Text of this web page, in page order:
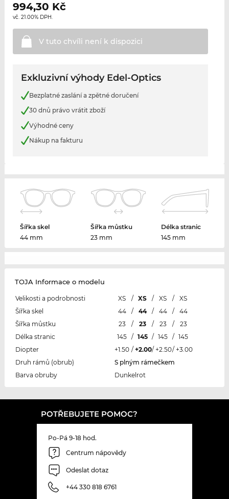
994,30 Kč
vč. 21.00% DPH.
V tuto chvíli není k dispozici
Exkluzivní výhody Edel-Optics
Bezplatné zaslání a zpětné doručení
30 dnů právo vrátit zboží
Výhodné ceny
Nákup na fakturu
Šířka skel
44 mm
Šířka můstku
23 mm
Délka stranic
145 mm
TOJA Informace o modelu
Velikosti a podrobnosti XS / XS / XS /
XS
Šířka skel
44 / 44 / 44 /
44
Šířka můstku
23 / 23 / 23 /
23
Délka stranic
145 / 145 / 145 / 145
Diopter
+1.50 / +2.00/ +2.50/ +3.00
Druh rámů (obrub)
S plným rámečkem
Barva obruby
Dunkelrot
POTŘEBUJETE POMOC?
Po-Pá 9-18 hod.
Centrum nápovědy
Odeslat dotaz
+44 330 818 6761